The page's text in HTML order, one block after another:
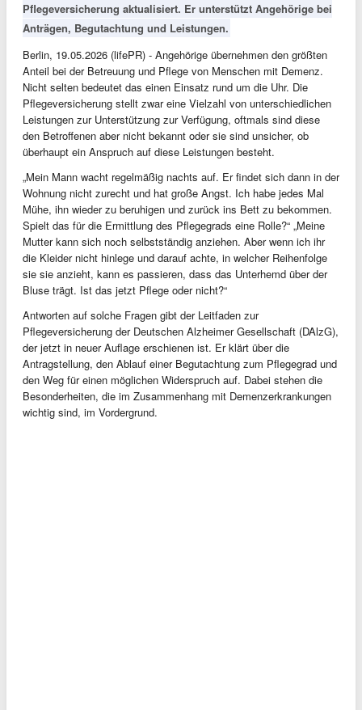
Pflegeversicherung aktualisiert. Er unterstützt Angehörige bei
Anträgen, Begutachtung und Leistungen.
Berlin, 19.05.2026 (lifePR) - Angehörige übernehmen den größten
Anteil bei der Betreuung und Pflege von Menschen mit Demenz.
Nicht selten bedeutet das einen Einsatz rund um die Uhr. Die
Pflegeversicherung stellt zwar eine Vielzahl von unterschiedlichen
Leistungen zur Unterstützung zur Verfügung, oftmals sind diese
den Betroffenen aber nicht bekannt oder sie sind unsicher, ob
überhaupt ein Anspruch auf diese Leistungen besteht.
„Mein Mann wacht regelmäßig nachts auf. Er findet sich dann in der
Wohnung nicht zurecht und hat große Angst. Ich habe jedes Mal
Mühe, ihn wieder zu beruhigen und zurück ins Bett zu bekommen.
Spielt das für die Ermittlung des Pflegegrads eine Rolle?“ „Meine
Mutter kann sich noch selbstständig anziehen. Aber wenn ich ihr
die Kleider nicht hinlege und darauf achte, in welcher Reihenfolge
sie sie anzieht, kann es passieren, dass das Unterhemd über der
Bluse trägt. Ist das jetzt Pflege oder nicht?“
Antworten auf solche Fragen gibt der Leitfaden zur
Pflegeversicherung der Deutschen Alzheimer Gesellschaft (DAlzG),
der jetzt in neuer Auflage erschienen ist. Er klärt über die
Antragstellung, den Ablauf einer Begutachtung zum Pflegegrad und
den Weg für einen möglichen Widerspruch auf. Dabei stehen die
Besonderheiten, die im Zusammenhang mit Demenzerkrankungen
wichtig sind, im Vordergrund.